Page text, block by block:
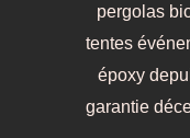
pergolas
tentes
époxy
garantie